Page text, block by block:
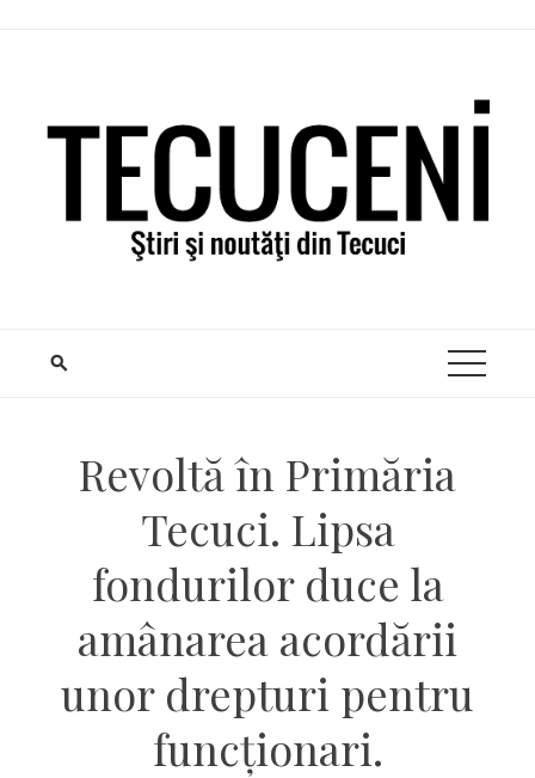
Revoltă în Primăria
Tecuci. Lipsa
fondurilor duce la
amânarea acordării
unor drepturi pentru
funcționari.